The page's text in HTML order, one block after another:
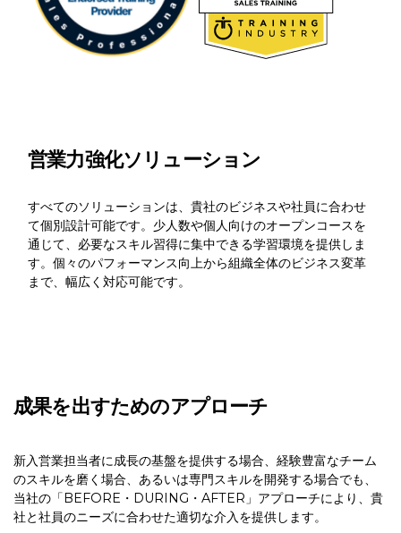
営業力強化ソリューション
すべてのソリューションは、貴社のビジネスや社員に合わせ
て個別設計可能です。少人数や個人向けのオープンコースを
通じて、必要なスキル習得に集中できる学習環境を提供しま
す。個々のパフォーマンス向上から組織全体のビジネス変革
まで、幅広く対応可能です。
成果を出すためのアプローチ
新入営業担当者に成長の基盤を提供する場合、経験豊富なチーム
のスキルを磨く場合、あるいは専門スキルを開発する場合でも、
当社の「BEFORE・DURING・AFTER」アプローチにより、貴
社と社員のニーズに合わせた適切な介入を提供します。